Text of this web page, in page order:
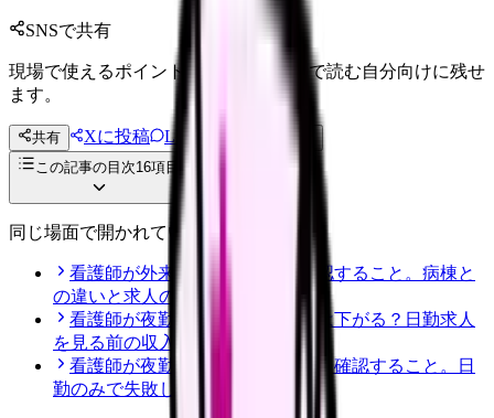
SNSで共有
現場で使えるポイントを、同僚やあとで読む自分向けに残せ
ます。
共有 Xに投稿 LINE
投稿文コピー
この記事の目次16項目
同じ場面で開かれている記事
看護師が外来へ転職する前に確認すること。病棟と
の違いと求人の見方
看護師が夜勤なしにすると給料は下がる？日勤求人
を見る前の収入チェック
看護師が夜勤なし求人を探す前に確認すること。日
勤のみで失敗しない見方